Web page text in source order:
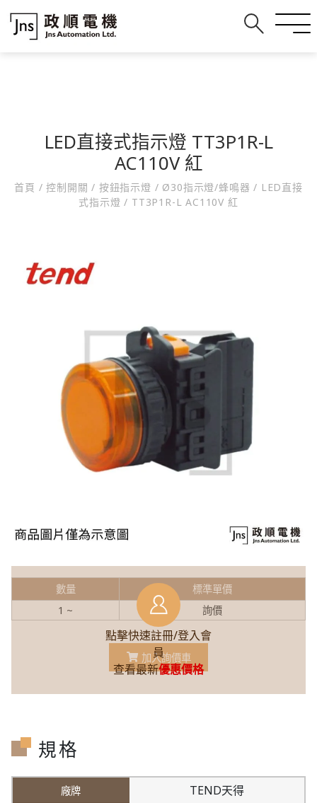
LED直接式指示燈 TT3P1R-L
AC110V 紅
首頁 / 控制開關/ 按鈕指示燈 / Ø30指示燈/蜂鳴器/ LED直接
式指示燈/ TT3P1R-L AC110V 紅
點擊快速註冊/登入會
員
查看最新優惠價格
數量
標準單價
1 ~
詢價
加入詢價車
規格
TEND天得